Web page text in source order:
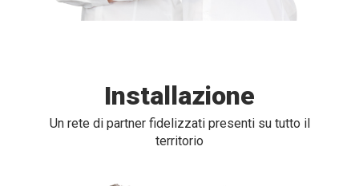
Installazione
Un rete di partner fidelizzati presenti su tutto il
territorio